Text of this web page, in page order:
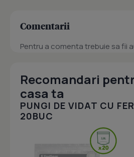
Comentarii
Pentru a comenta trebuie sa fii
Recomandari
casa ta
PUNGI DE VIDAT CU
20BUC